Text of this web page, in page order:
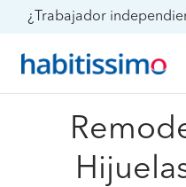
¿Trabajador